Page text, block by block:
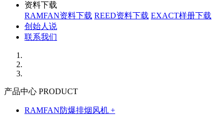
资料下载
RAMFAN资料下载 REED资料下载 EXACT样册下载
创始人说
联系我们
产品中心 PRODUCT
RAMFAN防爆排烟风机 +